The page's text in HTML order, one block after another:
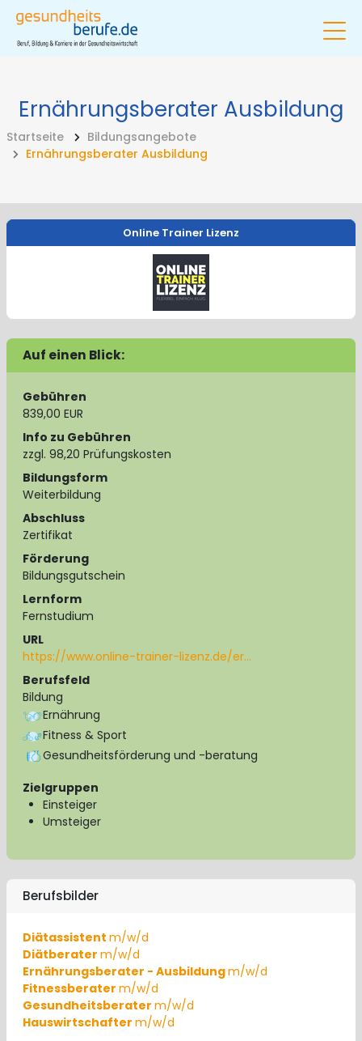
Ernährungsberater Ausbildung
Startseite
Bildungsangebote
Ernährungsberater Ausbildung
Online Trainer Lizenz
Auf einen Blick:
Gebühren
839,00 EUR
Info zu Gebühren
zzgl. 98,20 Prüfungskosten
Bildungsform
Weiterbildung
Abschluss
Zertifikat
Förderung
Bildungsgutschein
Lernform
Fernstudium
URL
https://www.online-trainer-lizenz.de/er…
Berufsfeld
Bildung
Ernährung
Fitness & Sport
Gesundheitsförderung und -beratung
Zielgruppen
Einsteiger
Umsteiger
Berufsbilder
Diätassistent m/w/d
Diätberater m/w/d
Ernährungsberater - Ausbildungm/w/d
Fitnessberater m/w/d
Gesundheitsberater m/w/d
Hauswirtschafter m/w/d